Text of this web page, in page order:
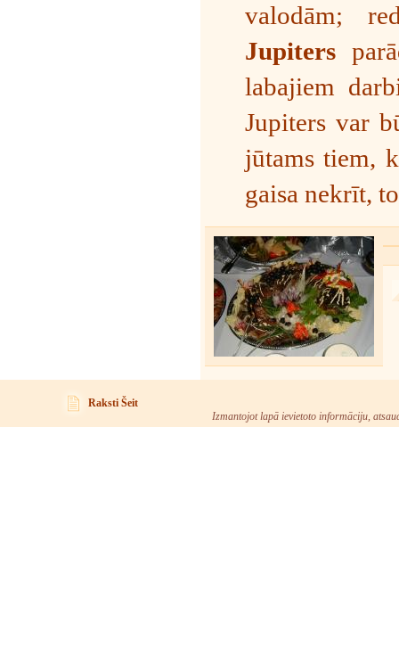
valodām;
Jupiters
labajiem
Jupiters var
jūtams tiem,
gaisa nekrīt,
Raksti Šeit
Izmantojot lapā ievietoto informāciju,